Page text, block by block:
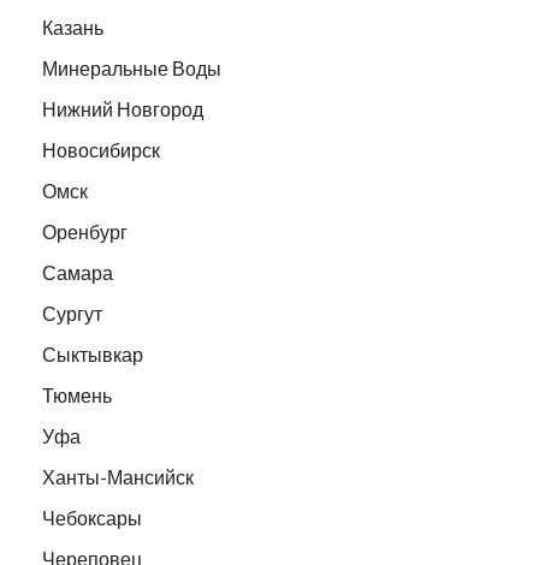
Казань
Минеральные Воды
Нижний Новгород
Новосибирск
Омск
Оренбург
Самара
Сургут
Сыктывкар
Тюмень
Уфа
Ханты-Мансийск
Чебоксары
Череповец